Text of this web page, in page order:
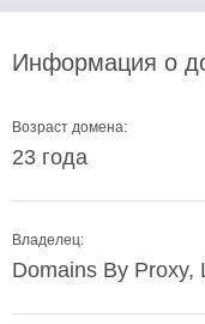
Информация о
Возраст домена:
23 года
Владелец:
Domains By Proxy,